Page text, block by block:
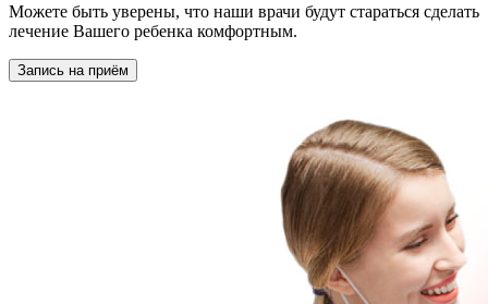
Можете быть уверены, что наши врачи будут стараться сделать
лечение Вашего ребенка комфортным.
Запись на приём